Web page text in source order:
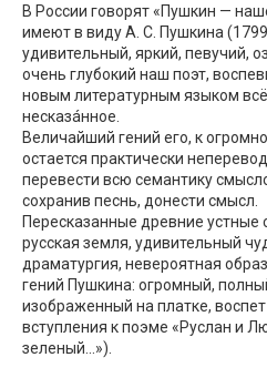
В России говорят «Пушкин —
имеют в виду А. С. Пушкина
удивительный, яркий, певучий,
очень глубокий наш поэт,
новым литературным языком
несказáнное.
Величайший гений его, к
остается практически
перевести всю семантику
сохранив песнь, донести смысл.
Пересказанные древние устные
русская земля, удивительный
драматургия, невероятная
гений Пушкина: огромный,
изображенный на платке, воспет
вступления к поэме «Руслан и
зеленый...»).